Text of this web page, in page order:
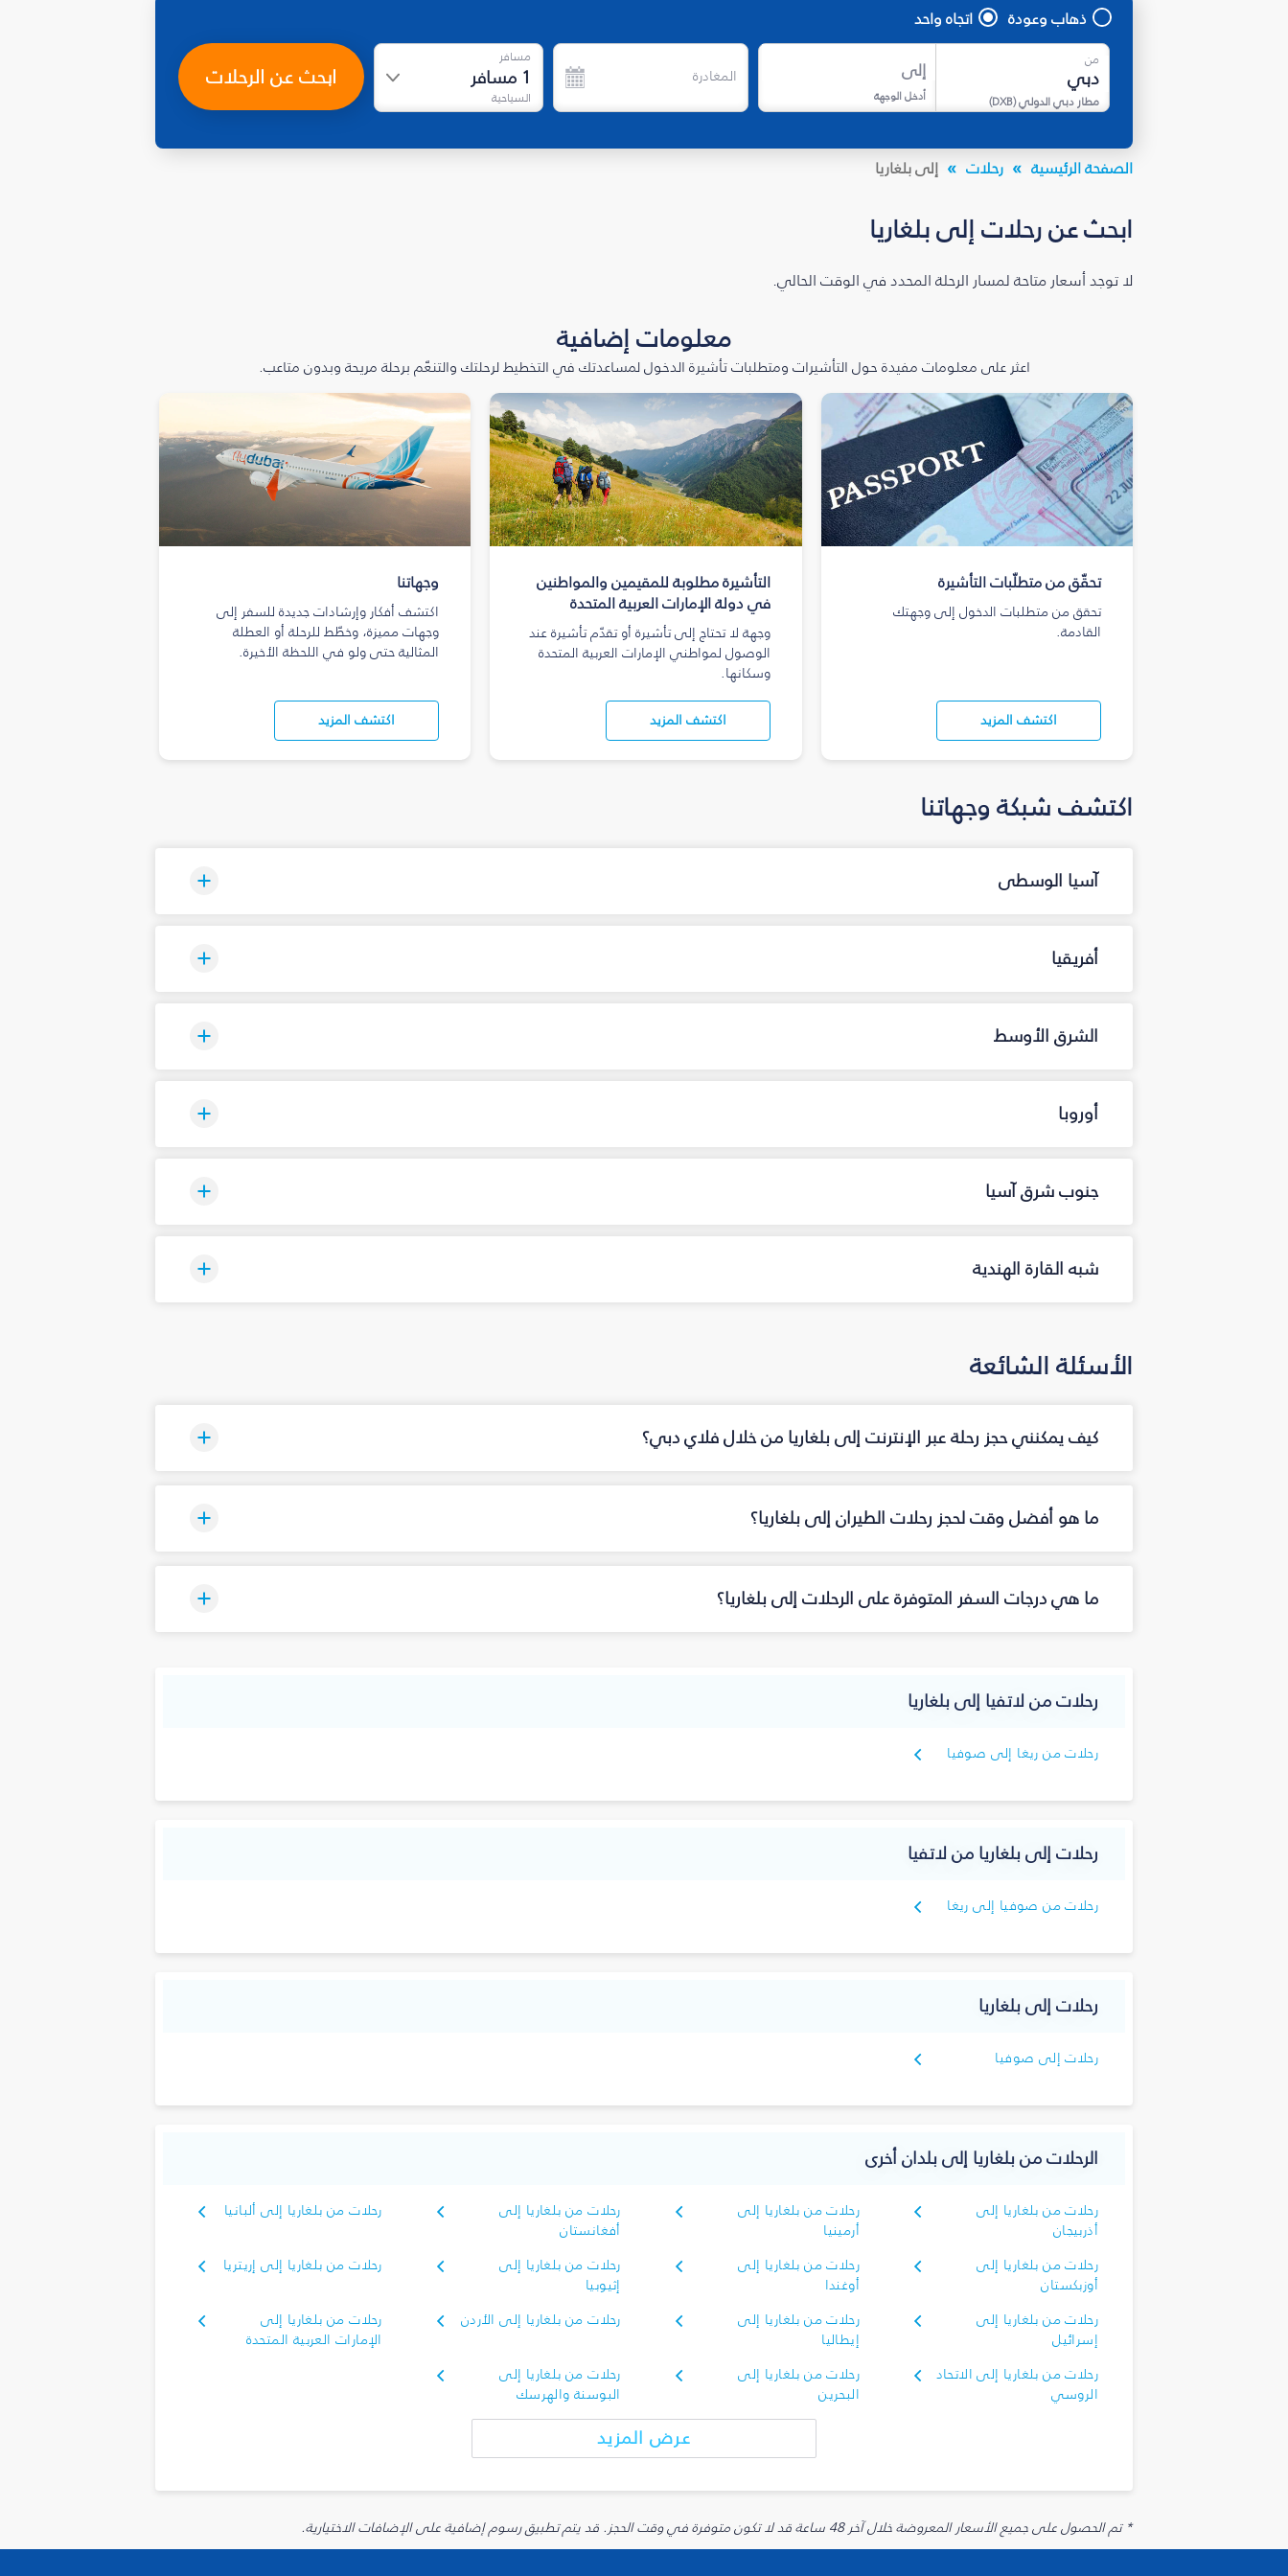
ذهاب وعودة اتجاه واحد
من
مطار دبي الدولي(
DXB
)
إلى
أدخل الوجهة
المغادرة
مسافر
1 مسافر
السياحية
ابحث عن الرحلات
الصفحة الرئيسية رحلات إلى بلغاريا
ابحث عن رحلات إلى بلغاريا
لا توجد أسعار متاحة لمسار الرحلة المحدد في الوقت الحالي.
معلومات إضافية
اعثر على معلومات مفيدة حول التأشيرات ومتطلبات تأشيرة الدخول لمساعدتك في التخطيط لرحلتك والتنعّم برحلة مريحة وبدون متاعب.
تحقّق من متطلّبات التأشيرة
تحقق من متطلبات الدخول إلى وجهتك
القادمة.
اكتشف المزيد
التأشيرة مطلوبة للمقيمين والمواطنين
في دولة الإمارات العربية المتحدة
وجهة لا تحتاج إلى تأشيرة أو تقدّم تأشيرة عند
الوصول لمواطني الإمارات العربية المتحدة
وسكانها.
اكتشف المزيد
وجهاتنا
اكتشف أفكار وإرشادات جديدة للسفر إلى
وجهات مميزة، وخطّط للرحلة أو العطلة
المثالية حتى ولو في اللحظة الأخيرة.
اكتشف المزيد
اكتشف شبكة وجهاتنا
آسيا الوسطى
أفريقيا
الشرق الأوسط
أوروبا
جنوب شرق آسيا
شبه القارة الهندية
الأسئلة الشائعة
كيف يمكنني حجز رحلة عبر الإنترنت إلى بلغاريا من خلال فلاي دبي؟
ما هو أفضل وقت لحجز رحلات الطيران إلى بلغاريا؟
ما هي درجات السفر المتوفرة على الرحلات إلى بلغاريا؟
رحلات من لاتفيا إلى بلغاريا
رحلات من ريغا إلى صوفيا
رحلات إلى بلغاريا من لاتفيا
رحلات من صوفيا إلى ريغا
رحلات إلى بلغاريا
رحلات إلى صوفيا
الرحلات من بلغاريا إلى بلدان أخرى
رحلات من بلغاريا إلى
أذربيجان
رحلات من بلغاريا إلى
أرمينيا
رحلات من بلغاريا إلى
أفغانستان
رحلات من بلغاريا إلى ألبانيا
رحلات من بلغاريا إلى
أوزبكستان
رحلات من بلغاريا إلى
أوغندا
رحلات من بلغاريا إلى
إثيوبيا
رحلات من بلغاريا إلى إريتريا
رحلات من بلغاريا إلى
إسرائيل
رحلات من بلغاريا إلى
إيطاليا
رحلات من بلغاريا إلى الأردن
رحلات من بلغاريا إلى
الإمارات العربية المتحدة
رحلات من بلغاريا إلى الاتحاد
الروسي
رحلات من بلغاريا إلى
البحرين
رحلات من بلغاريا إلى
البوسنة والهرسك
عرض المزيد
* تم الحصول على جميع الأسعار المعروضة خلال آخر 48 ساعة قد لا تكون متوفرة في وقت الحجز. قد يتم تطبيق رسوم إضافية على الإضافات الاختيارية.